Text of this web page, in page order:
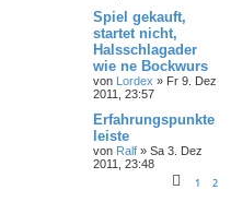
Spiel gekauft,
startet nicht,
Halsschlagader
wie ne Bockwurs
von Lordex » Fr 9. Dez
2011, 23:57
Erfahrungspunkte
leiste
von Ralf » Sa 3. Dez
2011, 23:48
1 2